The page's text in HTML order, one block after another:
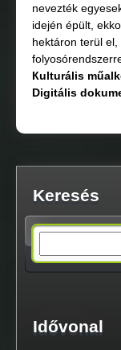
nevezték
idején épült,
hektáron terül
Кulturális
Digitális
Keresés
a
Idővonal